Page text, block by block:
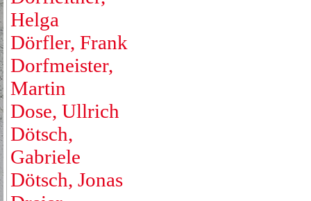
Helga
Dörfler, Frank
Dorfmeister,
Martin
Dose, Ullrich
Dötsch,
Gabriele
Dötsch, Jonas